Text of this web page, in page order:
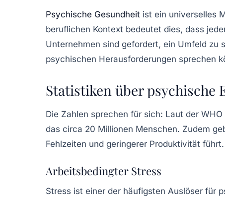
Psychische Gesundheit ist ein universelles
beruflichen Kontext bedeutet dies, dass
Unternehmen sind gefordert, ein Umfeld
psychischen Herausforderungen sprechen
Statistiken über psychische
Die Zahlen sprechen für sich: Laut der
das circa 20 Millionen Menschen. Zudem
Fehlzeiten und geringerer Produktivität führt.
Arbeitsbedingter Stress
Stress ist einer der häufigsten Auslöser für